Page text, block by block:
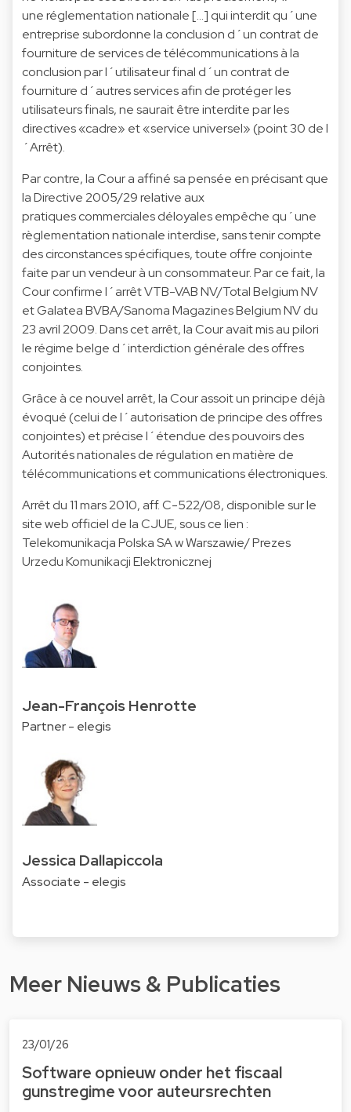
une réglementation nationale [...] qui interdit qu´une
entreprise subordonne la conclusion d´un contrat de
fourniture de services de télécommunications à la
conclusion par l´utilisateur final d´un contrat de
fourniture d´autres services afin de protéger les
utilisateurs finals, ne saurait être interdite par les
directives «cadre» et «service universel» (point 30 de l
´Arrêt).
Par contre, la Cour a affiné sa pensée en précisant que
la Directive 2005/29 relative aux
pratiques commerciales déloyales empêche qu´une
règlementation nationale interdise, sans tenir compte
des circonstances spécifiques, toute offre conjointe
faite par un vendeur à un consommateur. Par ce fait, la
Cour confirme l´arrêt VTB-VAB NV/Total Belgium NV
et Galatea BVBA/Sanoma Magazines Belgium NV du
23 avril 2009. Dans cet arrêt, la Cour avait mis au pilori
le régime belge d´interdiction générale des offres
conjointes.
Grâce à ce nouvel arrêt, la Cour assoit un principe déjà
évoqué (celui de l´autorisation de principe des offres
conjointes) et précise l´étendue des pouvoirs des
Autorités nationales de régulation en matière de
télécommunications et communications électroniques.
Arrêt du 11 mars 2010, aff. C-522/08, disponible sur le
site web officiel de la CJUE, sous ce lien :
Telekomunikacja Polska SA w Warszawie/ Prezes
Urzedu Komunikacji Elektronicznej
Jean-François Henrotte
Partner - elegis
Jessica Dallapiccola
Associate - elegis
Meer Nieuws & Publicaties
23/01/26
Software opnieuw onder het fiscaal
gunstregime voor auteursrechten